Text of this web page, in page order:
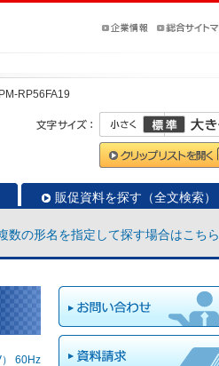
RP56FA19
販促資料を探す（全文検索）
数の形名を指定して探す場合はこちら
60Hz